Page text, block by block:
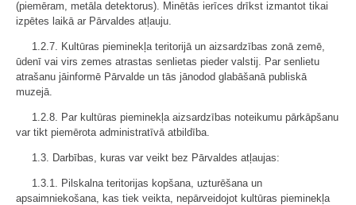
(piemēram, metāla detektorus). Minētās ierīces drīkst izmantot tikai
izpētes laikā ar Pārvaldes atļauju.
1.2.7. Kultūras pieminekļa teritorijā un aizsardzības zonā zemē,
ūdenī vai virs zemes atrastas senlietas pieder valstij. Par senlietu
atrašanu jāinformē Pārvalde un tās jānodod glabāšanā publiskā
muzejā.
1.2.8. Par kultūras pieminekļa aizsardzības noteikumu pārkāpšanu
var tikt piemērota administratīvā atbildība.
1.3. Darbības, kuras var veikt bez Pārvaldes atļaujas:
1.3.1. Pilskalna teritorijas kopšana, uzturēšana un
apsaimniekošana, kas tiek veikta, nepārveidojot kultūras pieminekļa